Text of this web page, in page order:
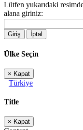
Lütfen yukarıdaki
alana giriniz:
Giriş İptal
Ülke Seçin
× Kapat
Türkiye
Title
× Kapat